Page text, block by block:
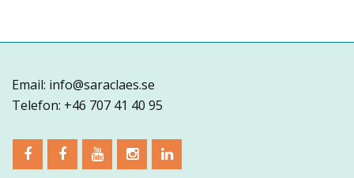
Email: info@saraclaes.se
Telefon: +46 707 41 40 95